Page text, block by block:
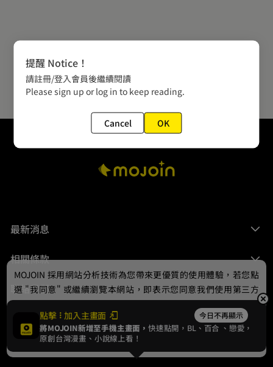
最新消息
相關條款
聯絡我們
© 2024 gamania Digital Entertainment Co., Ltd.
點擊 加入主畫面 今日不再顯示
將MOJOIN新增至手機主畫面，快速點開，BL、 百合 、戀愛，
原創台灣漫畫、小說線上看！
MOJOIN 採用網站分析技術為您帶來更優質的使用體驗，若您點
選 "我同意" 或繼續瀏覽本網站，即表示您同意我們使用第三方
Cookie，欲瞭解更多資訊請見隱私權政策。
我同意
提醒 Notice！
請註冊/登入會員後繼續閱讀
Please sign up or log in to keep reading.
Cancel OK